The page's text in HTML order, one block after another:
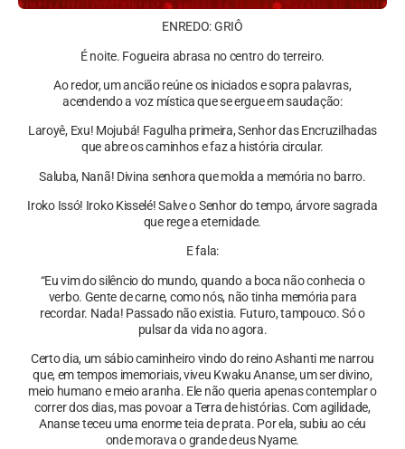
ENREDO: GRIÔ
É noite. Fogueira abrasa no centro do terreiro.
Ao redor, um ancião reúne os iniciados e sopra palavras,
acendendo a voz mística que se ergue em saudação:
Laroyê, Exu! Mojubá! Fagulha primeira, Senhor das Encruzilhadas
que abre os caminhos e faz a história circular.
Saluba, Nanã! Divina senhora que molda a memória no barro.
Iroko Issó! Iroko Kisselé! Salve o Senhor do tempo, árvore sagrada
que rege a eternidade.
E fala:
“Eu vim do silêncio do mundo, quando a boca não conhecia o
verbo. Gente de carne, como nós, não tinha memória para
recordar. Nada! Passado não existia. Futuro, tampouco. Só o
pulsar da vida no agora.
Certo dia, um sábio caminheiro vindo do reino Ashanti me narrou
que, em tempos imemoriais, viveu Kwaku Ananse, um ser divino,
meio humano e meio aranha. Ele não queria apenas contemplar o
correr dos dias, mas povoar a Terra de histórias. Com agilidade,
Ananse teceu uma enorme teia de prata. Por ela, subiu ao céu
onde morava o grande deus Nyame.